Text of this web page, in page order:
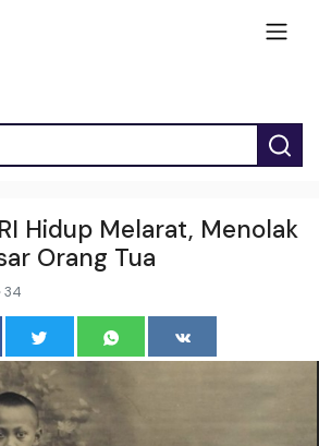
Hidup Melarat, Menolak
Orang Tua
34